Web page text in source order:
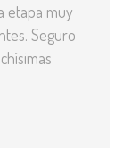
etapa muy
Seguro